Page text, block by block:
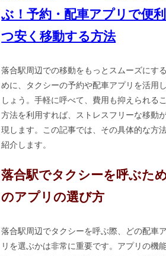
ぶ！予約・配車アプリで便
つ安く移動する方法
落合駅周辺での移動をもっとスムーズにす
めに、タクシーの予約や配車アプリを活用
しょう。手軽に呼べて、費用も抑えられる
方法を利用すれば、ストレスフリーな移動
現します。この記事では、その具体的な方
紹介します。
落合駅でタクシーを呼ぶた
のアプリの選び方
落合駅周辺でタクシーを呼ぶ際、どの配車
リを選ぶかは非常に重要です。アプリの機